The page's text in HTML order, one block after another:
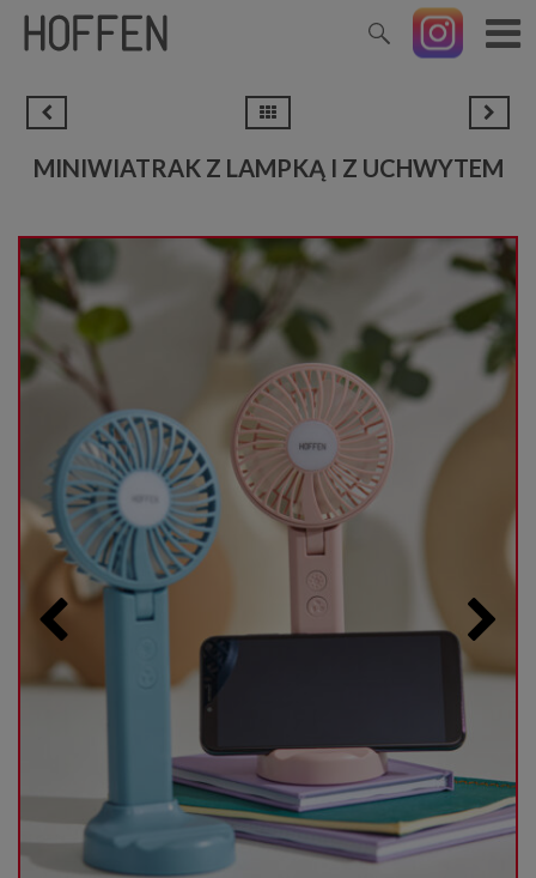
MINIWIATRAK Z LAMPKĄ I Z UCHWYTEM